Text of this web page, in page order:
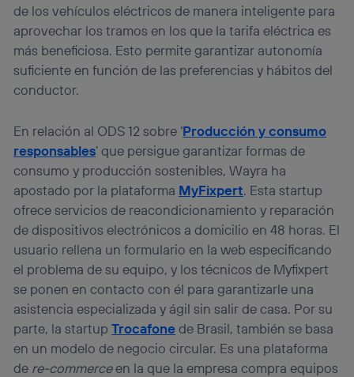
de los vehículos eléctricos de manera inteligente para
aprovechar los tramos en los que la tarifa eléctrica es
más beneficiosa. Esto permite garantizar autonomía
suficiente en función de las preferencias y hábitos del
conductor.
En relación al ODS 12 sobre ‘Producción y consumo
responsables’ que persigue garantizar formas de
consumo y producción sostenibles, Wayra ha
apostado por la plataforma MyFixpert. Esta startup
ofrece servicios de reacondicionamiento y reparación
de dispositivos electrónicos a domicilio en 48 horas. El
usuario rellena un formulario en la web especificando
el problema de su equipo, y los técnicos de Myfixpert
se ponen en contacto con él para garantizarle una
asistencia especializada y ágil sin salir de casa. Por su
parte, la startupTrocafonede Brasil, también se basa
en un modelo de negocio circular. Es una plataforma
de re-commerceen la que la empresa compra equipos